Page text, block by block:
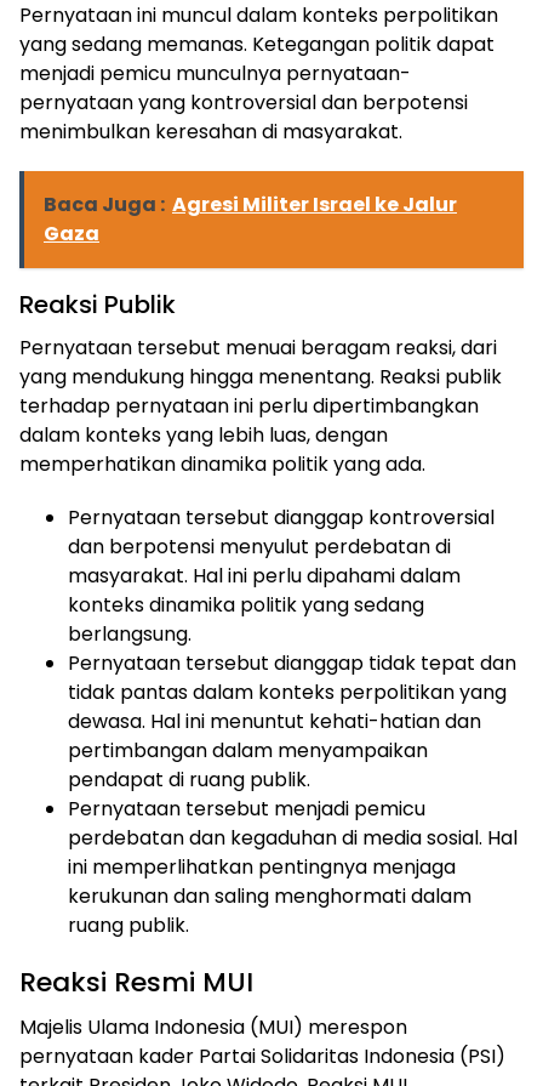
Pernyataan ini muncul dalam konteks perpolitikan
yang sedang memanas. Ketegangan politik dapat
menjadi pemicu munculnya pernyataan-
pernyataan yang kontroversial dan berpotensi
menimbulkan keresahan di masyarakat.
Baca Juga : Agresi Militer Israel ke Jalur
Gaza
Reaksi Publik
Pernyataan tersebut menuai beragam reaksi, dari
yang mendukung hingga menentang. Reaksi publik
terhadap pernyataan ini perlu dipertimbangkan
dalam konteks yang lebih luas, dengan
memperhatikan dinamika politik yang ada.
Pernyataan tersebut dianggap kontroversial
dan berpotensi menyulut perdebatan di
masyarakat. Hal ini perlu dipahami dalam
konteks dinamika politik yang sedang
berlangsung.
Pernyataan tersebut dianggap tidak tepat dan
tidak pantas dalam konteks perpolitikan yang
dewasa. Hal ini menuntut kehati-hatian dan
pertimbangan dalam menyampaikan
pendapat di ruang publik.
Pernyataan tersebut menjadi pemicu
perdebatan dan kegaduhan di media sosial. Hal
ini memperlihatkan pentingnya menjaga
kerukunan dan saling menghormati dalam
ruang publik.
Reaksi Resmi MUI
Majelis Ulama Indonesia (MUI) merespon
pernyataan kader Partai Solidaritas Indonesia (PSI)